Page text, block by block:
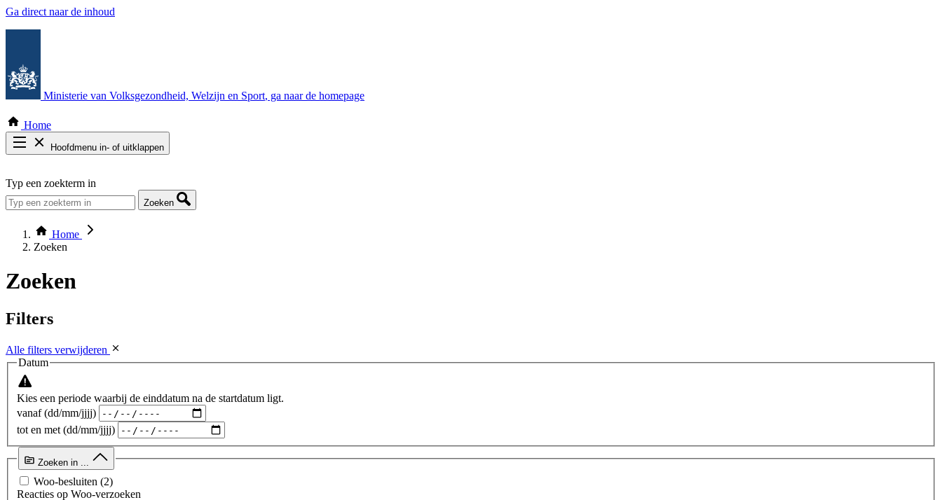
Ga direct naar de inhoud
Ministerie van Volksgezondheid, Welzijn en Sport, ga naar de homepage
Home
Hoofdmenu in- of uitklappen
Thema COVID-19
Bekijk per bestuursorgaan
Typ een zoekterm in
Zoeken
Home
Zoeken
Zoeken
Filters
Alle filters verwijderen
Datum
Kies een periode waarbij de einddatum na de startdatum ligt.
vanaf (dd/mm/jjjj)
tot en met (dd/mm/jjjj)
Zoeken in ...
Woo-besluiten (2)
Reacties op Woo-verzoeken